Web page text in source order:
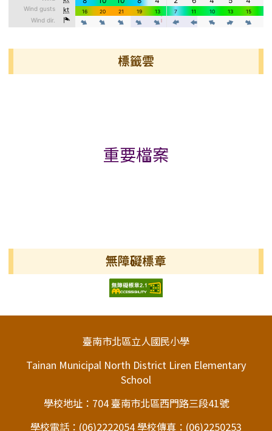
標籤雲
重要檔案
無障礙標章
頁尾區域內容臺南市北區立人國民小學
Tainan Municipal North District Liren Elementary
School
學校地址：704 臺南市北區西門路三段41號
學校電話：(06)2222054 學校傳真：(06)2250253